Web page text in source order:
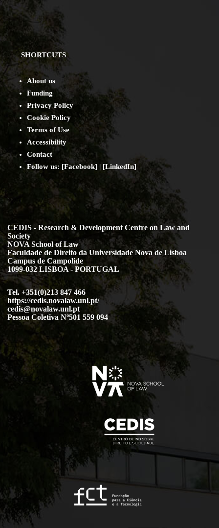
SHORTCUTS
About us
Funding
Privacy Policy
Cookie Policy
Terms of Use
Accessibility
Contact
Follow us: [Facebook] | [LinkedIn]
CEDIS - Research & Development Centre on Law and
Society
NOVA School of Law
Faculdade de Direito da Universidade Nova de Lisboa
Campus de Campolide
1099-032 LISBOA - PORTUGAL
Tel. +351(0)213 847 466
https://cedis.novalaw.unl.pt/
cedis@novalaw.unl.pt
Pessoa Coletiva Nº501 559 094